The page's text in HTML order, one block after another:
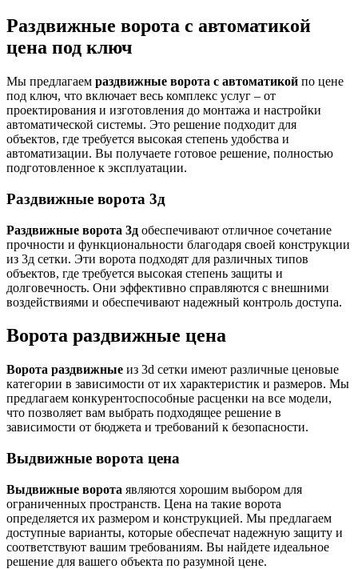
Раздвижные ворота с автоматикой
цена под ключ
Мы предлагаем раздвижные ворота с автоматикой по цене
под ключ, что включает весь комплекс услуг – от
проектирования и изготовления до монтажа и настройки
автоматической системы. Это решение подходит для
объектов, где требуется высокая степень удобства и
автоматизации. Вы получаете готовое решение, полностью
подготовленное к эксплуатации.
Раздвижные ворота 3д
Раздвижные ворота 3д обеспечивают отличное сочетание
прочности и функциональности благодаря своей конструкции
из 3д сетки. Эти ворота подходят для различных типов
объектов, где требуется высокая степень защиты и
долговечность. Они эффективно справляются с внешними
воздействиями и обеспечивают надежный контроль доступа.
Ворота раздвижные цена
Ворота раздвижные из 3d сетки имеют различные ценовые
категории в зависимости от их характеристик и размеров. Мы
предлагаем конкурентоспособные расценки на все модели,
что позволяет вам выбрать подходящее решение в
зависимости от бюджета и требований к безопасности.
Выдвижные ворота цена
Выдвижные ворота являются хорошим выбором для
ограниченных пространств. Цена на такие ворота
определяется их размером и конструкцией. Мы предлагаем
доступные варианты, которые обеспечат надежную защиту и
соответствуют вашим требованиям. Вы найдете идеальное
решение для вашего объекта по разумной цене.